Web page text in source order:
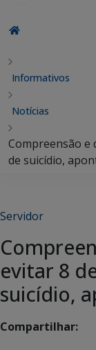
Informativos
Notícias
Compreensão e
de suicídio,
Servidor
evitar 8
suicídio,
Compartilhar: